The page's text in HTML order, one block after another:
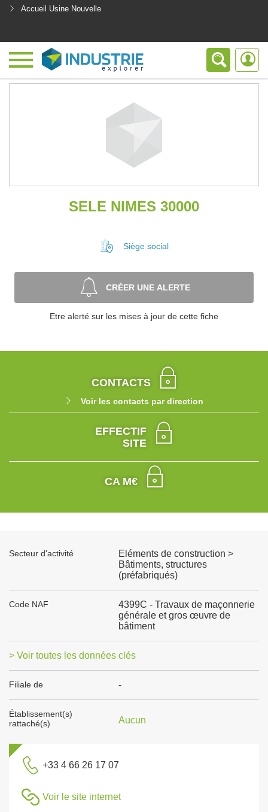
Accueil Usine Nouvelle
SELE NIMES 30000
Siège social
CRÉER UNE ALERTE
Etre alerté sur les mises à jour de cette fiche
CONTACTS
Voir les contacts par direction
EFFECTIF
SITE
CA M€
Secteur d'activité
Eléments de construction >
Bâtiments, structures
(préfabriqués)
Code NAF
4399C - Travaux de maçonnerie
générale et gros œuvre de
bâtiment
> Voir toutes les données clés
Filiale de -
Établissement(s)
rattaché(s)
Aucun
+33 4 66 26 17 07
Voir le site internet